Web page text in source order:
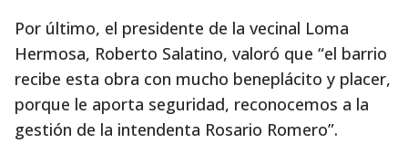
Por último, el presidente de la vecinal Loma
Hermosa, Roberto Salatino, valoró que “el barrio
recibe esta obra con mucho beneplácito y placer,
porque le aporta seguridad, reconocemos a la
gestión de la intendenta Rosario Romero”.